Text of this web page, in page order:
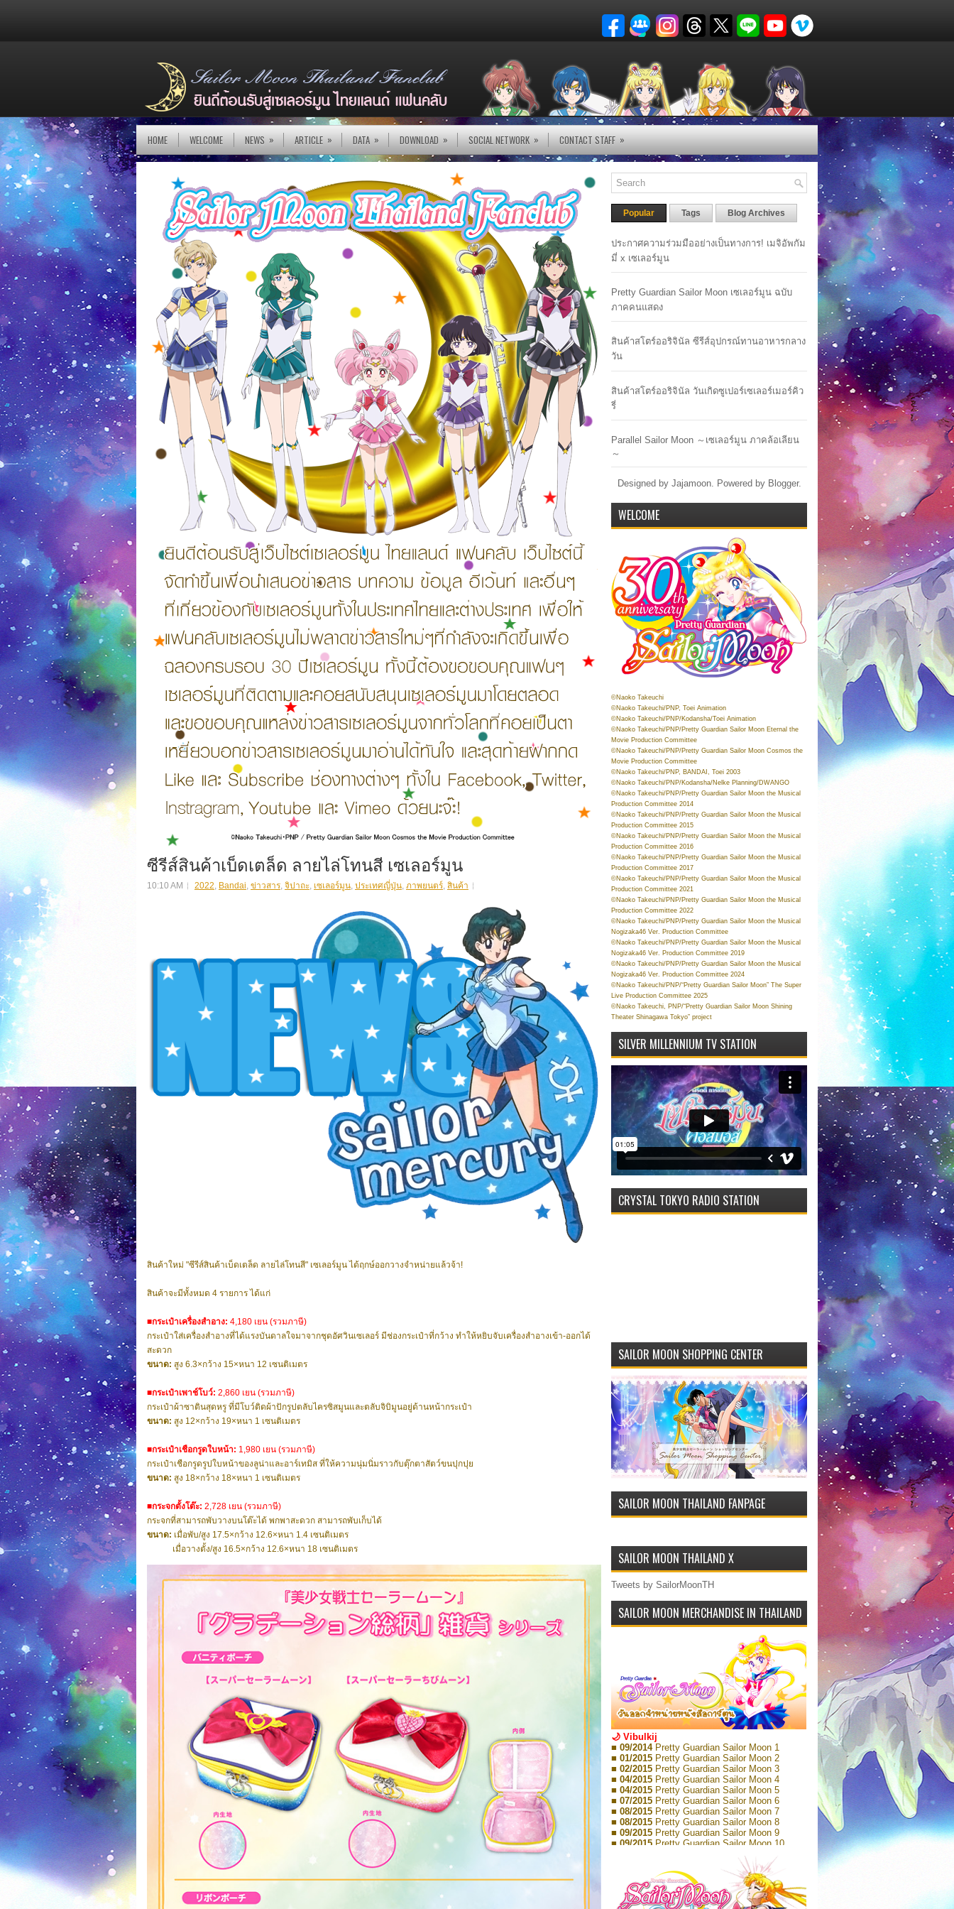
HOME WELCOME NEWS » ARTICLE » DATA » DOWNLOAD » SOCIAL NETWORK » CONTACT STAFF »
ซีรีส์สินค้าเบ็ดเตล็ด ลายไล่โทนสี เซเลอร์มูน
10:10 AM 2022, Bandai, ข่าวสาร, จิปาถะ, เซเลอร์มูน, ประเทศญี่ปุ่น, ภาพยนตร์, สินค้า
สินค้าใหม่ "ซีรีส์สินค้าเบ็ดเตล็ด ลายไล่โทนสี" เซเลอร์มูน ได้ฤกษ์ออกวางจำหน่ายแล้วจ้า!
สินค้าจะมีทั้งหมด 4 รายการ ได้แก่
■กระเป๋าเครื่องสำอาง: 4,180 เยน (รวมภาษี)
กระเป๋าใส่เครื่องสำอางที่ได้แรงบันดาลใจมาจากชุดอัศวินเซเลอร์ มีช่องกระเป๋าที่กว้าง ทำให้หยิบจับเครื่องสำอางเข้า-ออกได้
สะดวก
ขนาด: สูง 6.3×กว้าง 15×หนา 12 เซนติเมตร
■กระเป๋าเพาช์โบว์: 2,860 เยน (รวมภาษี)
กระเป๋าผ้าซาตินสุดหรู ที่มีโบว์ติดผ้าปักรูปตลับไครซิสมูนและตลับจิบิมูนอยู่ด้านหน้ากระเป๋า
ขนาด: สูง 12×กว้าง 19×หนา 1 เซนติเมตร
■กระเป๋าเชือกรูดใบหน้า: 1,980 เยน (รวมภาษี)
กระเป๋าเชือกรูดรูปใบหน้าของลูน่าและอาร์เทมิส ที่ให้ความนุ่มนิ่มราวกับตุ๊กตาสัตว์ขนปุกปุย
ขนาด: สูง 18×กว้าง 18×หนา 1 เซนติเมตร
■กระจกตั้งโต๊ะ: 2,728 เยน (รวมภาษี)
กระจกที่สามารถพับวางบนโต๊ะได้ พกพาสะดวก สามารถพับเก็บได้
ขนาด: เมื่อพับ/สูง 17.5×กว้าง 12.6×หนา 1.4 เซนติเมตร
เมื่อวางตั้ง/สูง 16.5×กว้าง 12.6×หนา 18 เซนติเมตร
Popular Tags Blog Archives
ประกาศความร่วมมืออย่างเป็นทางการ! เมจิอัพกัม
มี่ x เซเลอร์มูน
Pretty Guardian Sailor Moon เซเลอร์มูน ฉบับ
ภาคคนแสดง
สินค้าสโตร์ออริจินัล ซีรีส์อุปกรณ์ทานอาหารกลาง
วัน
สินค้าสโตร์ออริจินัล วันเกิดซูเปอร์เซเลอร์เมอร์คิว
รี่
Parallel Sailor Moon ～เซเลอร์มูน ภาคล้อเลียน
～
Designed by Jajamoon. Powered by Blogger.
WELCOME
©Naoko Takeuchi
©Naoko Takeuchi/PNP, Toei Animation
©Naoko Takeuchi/PNP/Kodansha/Toei Animation
©Naoko Takeuchi/PNP/Pretty Guardian Sailor Moon Eternal the
Movie Production Committee
©Naoko Takeuchi/PNP/Pretty Guardian Sailor Moon Cosmos the
Movie Production Committee
©Naoko Takeuchi/PNP, BANDAI, Toei 2003
©Naoko Takeuchi/PNP/Kodansha/Nelke Planning/DWANGO
©Naoko Takeuchi/PNP/Pretty Guardian Sailor Moon the Musical
Production Committee 2014
©Naoko Takeuchi/PNP/Pretty Guardian Sailor Moon the Musical
Production Committee 2015
©Naoko Takeuchi/PNP/Pretty Guardian Sailor Moon the Musical
Production Committee 2016
©Naoko Takeuchi/PNP/Pretty Guardian Sailor Moon the Musical
Production Committee 2017
©Naoko Takeuchi/PNP/Pretty Guardian Sailor Moon the Musical
Production Committee 2021
©Naoko Takeuchi/PNP/Pretty Guardian Sailor Moon the Musical
Production Committee 2022
©Naoko Takeuchi/PNP/Pretty Guardian Sailor Moon the Musical
Nogizaka46 Ver. Production Committee
©Naoko Takeuchi/PNP/Pretty Guardian Sailor Moon the Musical
Nogizaka46 Ver. Production Committee 2019
©Naoko Takeuchi/PNP/Pretty Guardian Sailor Moon the Musical
Nogizaka46 Ver. Production Committee 2024
©Naoko Takeuchi/PNP/“Pretty Guardian Sailor Moon” The Super
Live Production Committee 2025
©Naoko Takeuchi, PNP/“Pretty Guardian Sailor Moon Shining
Theater Shinagawa Tokyo” project
SILVER MILLENNIUM TV STATION
CRYSTAL TOKYO RADIO STATION
SAILOR MOON SHOPPING CENTER
SAILOR MOON THAILAND FANPAGE
SAILOR MOON THAILAND X
Tweets by SailorMoonTH
SAILOR MOON MERCHANDISE IN THAILAND
🌙 Vibulkij
■ 09/2014 Pretty Guardian Sailor Moon 1
■ 01/2015 Pretty Guardian Sailor Moon 2
■ 02/2015 Pretty Guardian Sailor Moon 3
■ 04/2015 Pretty Guardian Sailor Moon 4
■ 04/2015 Pretty Guardian Sailor Moon 5
■ 07/2015 Pretty Guardian Sailor Moon 6
■ 08/2015 Pretty Guardian Sailor Moon 7
■ 08/2015 Pretty Guardian Sailor Moon 8
■ 09/2015 Pretty Guardian Sailor Moon 9
■ 09/2015 Pretty Guardian Sailor Moon 10
Pretty Guardian Sailor Moon 11
Pretty Guardian Sailor Moon 12
Pretty Guardian Sailor Moon Short
Stories 1
■ 09/2018Pretty Guardian Sailor Moon Short